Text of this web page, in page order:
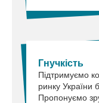
Гнучкість
Підтримуємо
ринку України
Пропонуємо